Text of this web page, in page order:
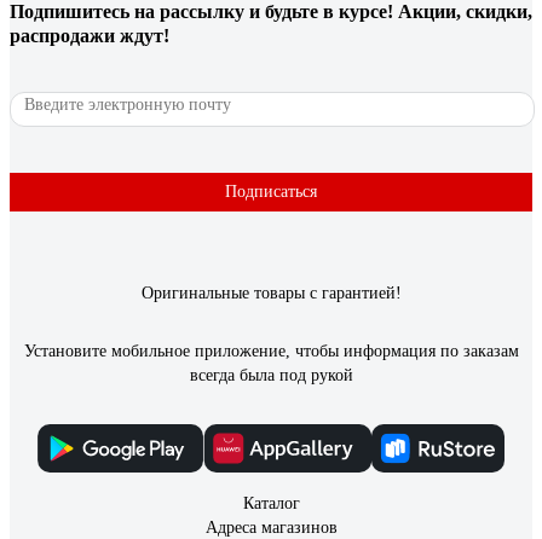
Подпишитесь на рассылку и будьте в курсе! Акции, скидки,
распродажи ждут!
Подписаться
Оригинальные товары с гарантией!
Установите мобильное приложение, чтобы информация по заказам
всегда была под рукой
Каталог
Адреса магазинов